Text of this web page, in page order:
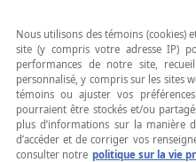
le produit de deux
Nous utilisons des témoins (cookies)
site (y compris votre adresse IP)
performances de notre site,
personnalisé, y compris sur les sites
témoins ou ajuster vos
pourraient être stockés et/ou
plus d’informations sur la manière
d’accéder et de corriger vos
consulter notre politique sur la vie